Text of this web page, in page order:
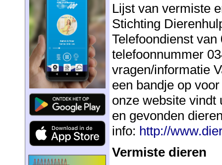
Lijst van vermiste
Stichting
Telefoondienst
telefoonnummer
vragen/informatie
een bandje op
onze website vindt
en gevonden
info: http://
Vermiste dieren